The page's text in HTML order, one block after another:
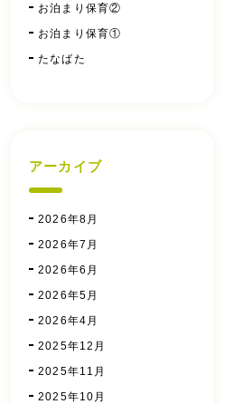
お泊まり保育②
お泊まり保育①
たなばた
アーカイブ
2026年8月
2026年7月
2026年6月
2026年5月
2026年4月
2025年12月
2025年11月
2025年10月